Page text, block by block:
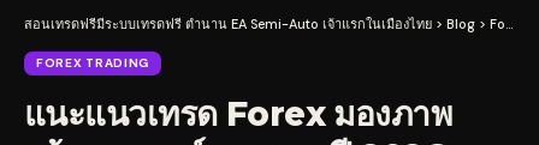
สอนเทรดฟรีมีระบบเทรดฟรี ตำนาน EA Semi-Auto เจ้าแรกในเมืองไทย > Blog > Forex Trading
FOREX TRADING
แนะแนวเทรด Forex มองภาพ